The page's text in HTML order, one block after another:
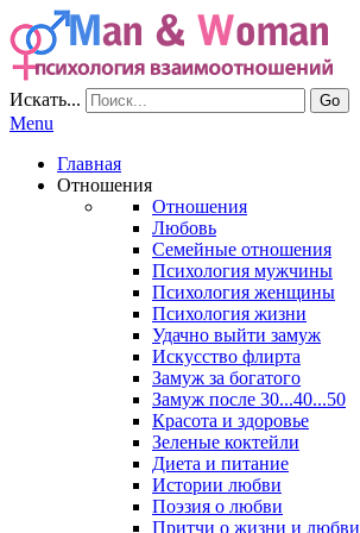
Искать... Go
Menu
Главная
Отношения
Отношения
Любовь
Семейные отношения
Психология мужчины
Психология женщины
Психология жизни
Удачно выйти замуж
Искусство флирта
Замуж за богатого
Замуж после 30...40...50
Красота и здоровье
Зеленые коктейли
Диета и питание
Истории любви
Поэзия о любви
Притчи о жизни и любви